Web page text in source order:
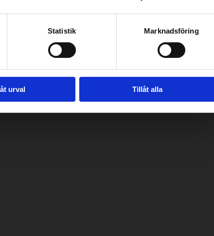
Statistik Marknadsföring
urval Tillåt alla